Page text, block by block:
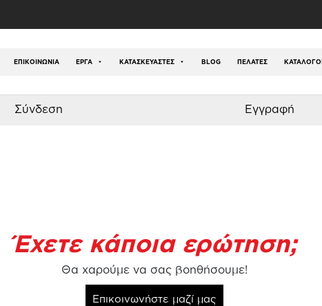
ΕΠΙΚΟΙΝΩΝΊΑ ΕΡΓΑ ΚΑΤΑΣΚΕΥΑΣΤΕΣ BLOG ΠΕΛΑΤΕΣ ΚΑΤΆΛΟΓΟΙ
Σύνδεση Εγγραφή
Έχετε κάποια ερώτηση;
Θα χαρούμε να σας βοηθήσουμε!
Επικοινωνήστε μαζί μας